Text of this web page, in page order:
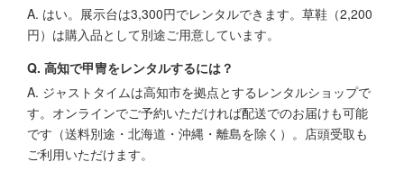
A. はい。展示台は3,300円でレンタルできます。草鞋（2,200
円）は購入品として別途ご用意しています。
Q. 高知で甲冑をレンタルするには？
A. ジャストタイムは高知市を拠点とするレンタルショップで
す。オンラインでご予約いただければ配送でのお届けも可能
です（送料別途・北海道・沖縄・離島を除く）。店頭受取も
ご利用いただけます。